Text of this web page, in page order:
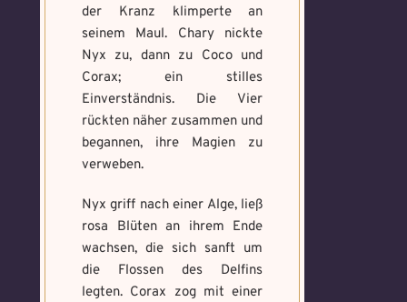
der Kranz klimperte an
seinem Maul. Chary nickte
Nyx zu, dann zu Coco und
Corax; ein stilles
Einverständnis. Die Vier
rückten näher zusammen und
begannen, ihre Magien zu
verweben.
Nyx griff nach einer Alge, ließ
rosa Blüten an ihrem Ende
wachsen, die sich sanft um
die Flossen des Delfins
legten. Corax zog mit einer